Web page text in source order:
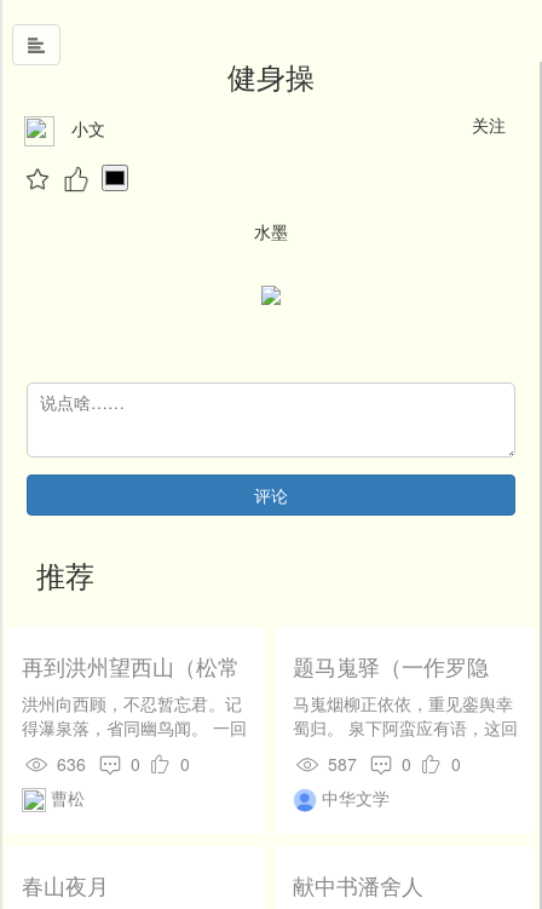
首
新
登
录
健身操
关注
小文
水墨
评论
推荐
再到洪州望西山（松常
栖此山）
洪州向西顾，不忍暂忘君。记
得瀑泉落，省同幽鸟闻。 一回
经雨雹，长有剩风云。未定却
栖息，前头江海分。
636 0
0
曹松
题马嵬驿（一作罗隐
诗）
马嵬烟柳正依依，重见銮舆幸
蜀归。 泉下阿蛮应有语，这回
休更怨杨妃。
587 0
0
中华文学
春山夜月 献中书潘舍人